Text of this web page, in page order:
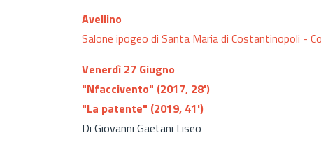
Avellino
Salone ipogeo di Santa Maria di Costantinopoli -
Venerdì 27 Giugno
"Nfaccivento" (2017, 28')
"La patente" (2019, 41')
Di Giovanni Gaetani Liseo